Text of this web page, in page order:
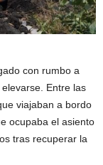
con rumbo a
Entre las
viajaban a bordo
ocupaba el asiento
tras recuperar la